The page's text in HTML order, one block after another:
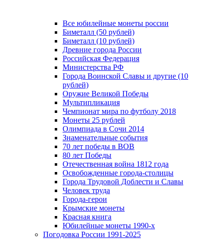
Все юбилейные монеты россии
Биметалл (50 рублей)
Биметалл (10 рублей)
Древние города России
Российская Федерация
Министерства РФ
Города Воинской Славы и другие (10
рублей)
Оружие Великой Победы
Мультипликация
Чемпионат мира по футболу 2018
Монеты 25 рублей
Олимпиада в Сочи 2014
Знаменательные события
70 лет победы в ВОВ
80 лет Победы
Отечественная война 1812 года
Освобожденные города-столицы
Города Трудовой Доблести и Славы
Человек труда
Города-герои
Крымские монеты
Красная книга
Юбилейные монеты 1990-х
Погодовка России 1991-2025